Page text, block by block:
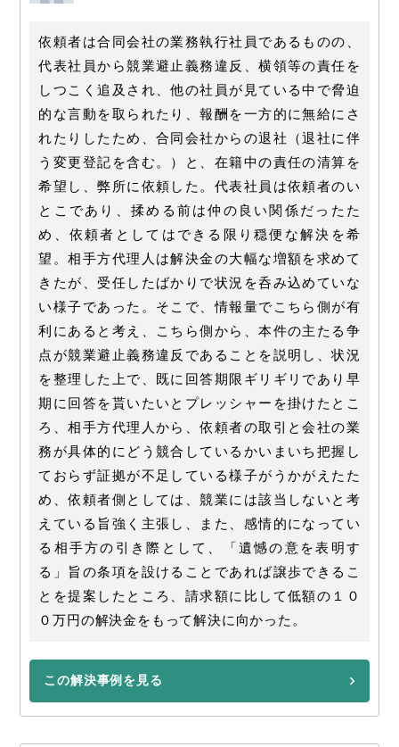
依頼者は合同会社の業務執行社員であるものの、
代表社員から競業避止義務違反、横領等の責任を
しつこく追及され、他の社員が見ている中で脅迫
的な言動を取られたり、報酬を一方的に無給にさ
れたりしたため、合同会社からの退社（退社に伴
う変更登記を含む。）と、在籍中の責任の清算を
希望し、弊所に依頼した。代表社員は依頼者のい
とこであり、揉める前は仲の良い関係だったた
め、依頼者としてはできる限り穏便な解決を希
望。相手方代理人は解決金の大幅な増額を求めて
きたが、受任したばかりで状況を呑み込めていな
い様子であった。そこで、情報量でこちら側が有
利にあると考え、こちら側から、本件の主たる争
点が競業避止義務違反であることを説明し、状況
を整理した上で、既に回答期限ギリギリであり早
期に回答を貰いたいとプレッシャーを掛けたとこ
ろ、相手方代理人から、依頼者の取引と会社の業
務が具体的にどう競合しているかいまいち把握し
ておらず証拠が不足している様子がうかがえたた
め、依頼者側としては、競業には該当しないと考
えている旨強く主張し、また、感情的になってい
る相手方の引き際として、「遺憾の意を表明す
る」旨の条項を設けることであれば譲歩できるこ
とを提案したところ、請求額に比して低額の１０
０万円の解決金をもって解決に向かった。
この解決事例を見る